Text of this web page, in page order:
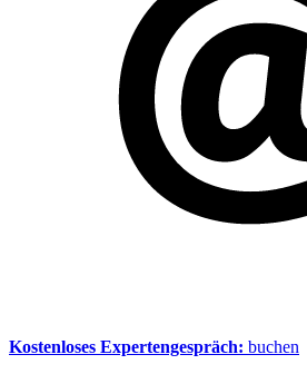
Kostenloses Expertengespräch: buchen